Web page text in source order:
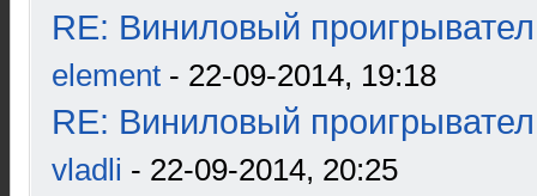
RE: Виниловый
element - 22-09-2014, 19:18
RE: Виниловый
vladli - 22-09-2014, 20:25